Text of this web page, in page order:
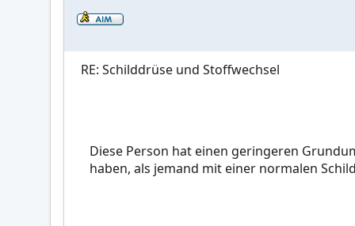
RE: Schilddrüse und Stoffwechsel
Diese Person hat einen geringeren
haben, als jemand mit einer normalen